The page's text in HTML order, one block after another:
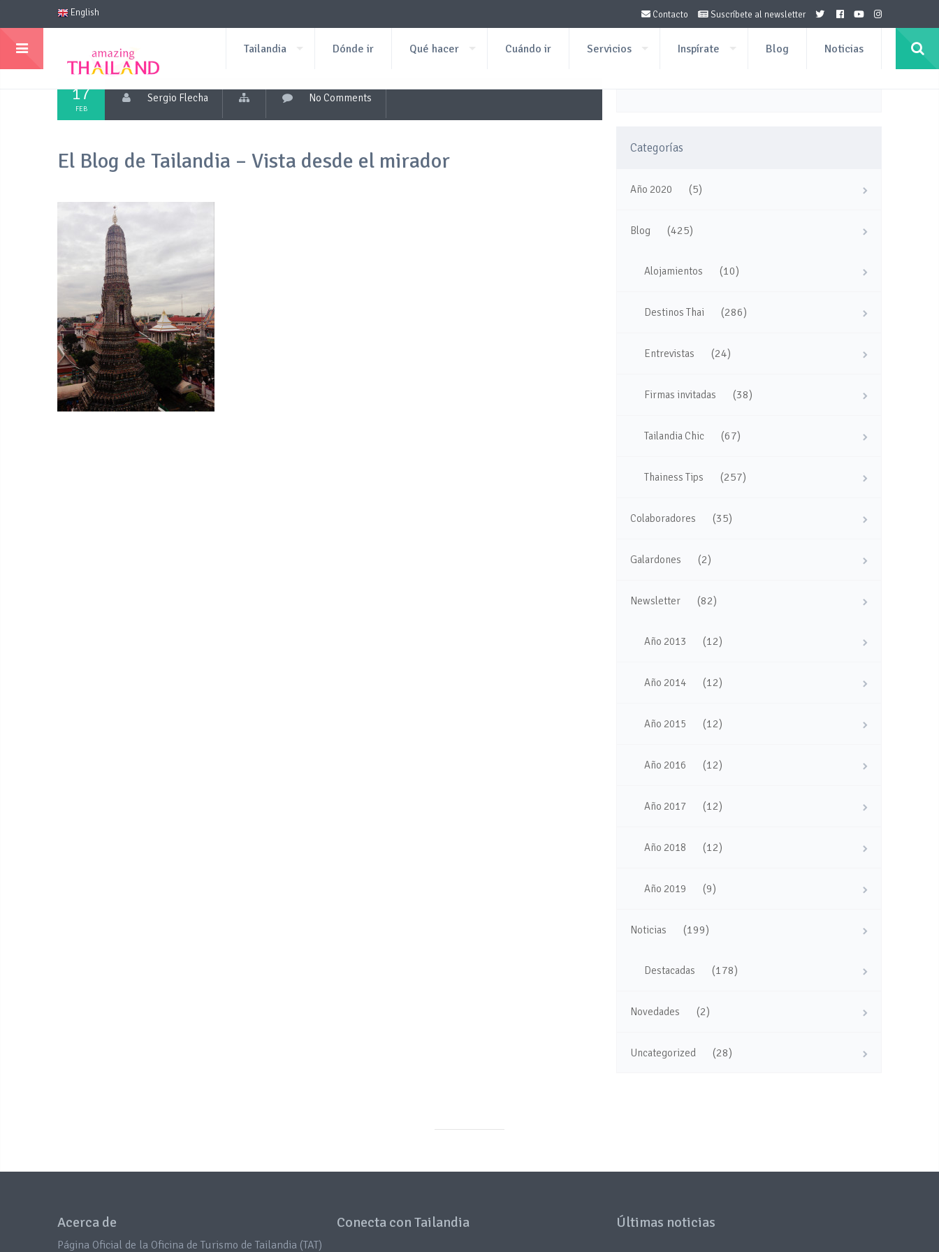
English Contacto Suscríbete al newsletter
Tailandia Dónde ir Qué hacer Cuándo ir Servicios Inspírate Blog Noticias
17
FEB
Sergio Flecha No Comments
El Blog de Tailandia – Vista desde el mirador
Categorías
Año 2020 (5)
Blog (425)
Alojamientos (10)
Destinos Thai (286)
Entrevistas (24)
Firmas invitadas (38)
Tailandia Chic (67)
Thainess Tips (257)
Colaboradores (35)
Galardones (2)
Newsletter (82)
Año 2013 (12)
Año 2014 (12)
Año 2015 (12)
Año 2016 (12)
Año 2017 (12)
Año 2018 (12)
Año 2019 (9)
Noticias (199)
Destacadas (178)
Novedades (2)
Uncategorized (28)
Acerca de
Página Oficial de la Oficina de Turismo de Tailandia (TAT)
Conecta con Tailandia Últimas noticias